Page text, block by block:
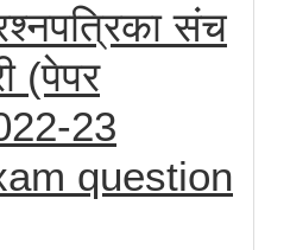
संच
(पेपर
23
question